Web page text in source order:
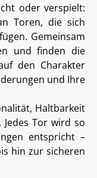
oder verspielt:
Toren, die sich
Gemeinsam
und finden die
den Charakter
und Ihre
Haltbarkeit
Tor wird so
entspricht –
hin zur sicheren